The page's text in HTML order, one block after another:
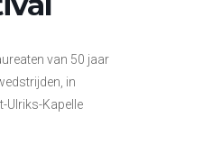
van 50 jaar
in
Ulriks-Kapelle